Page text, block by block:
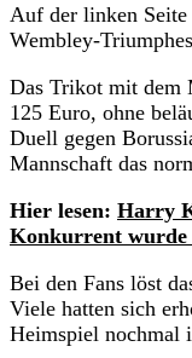
Auf der linken
Wembley-
Das Trikot mit dem
125 Euro, ohne
Duell gegen
Mannschaft das
Hier lesen: Harry
Konkurrent wurde
Bei den Fans löst
Viele hatten sich
Heimspiel nochmal